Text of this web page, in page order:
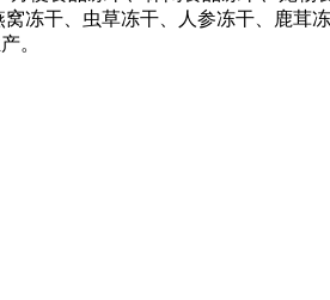
冻干、虫草冻干、人参冻干、鹿茸
。